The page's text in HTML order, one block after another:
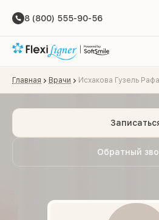
8 (800) 555-90-56
Главная Врачи Исхакова Гузель
Обратный